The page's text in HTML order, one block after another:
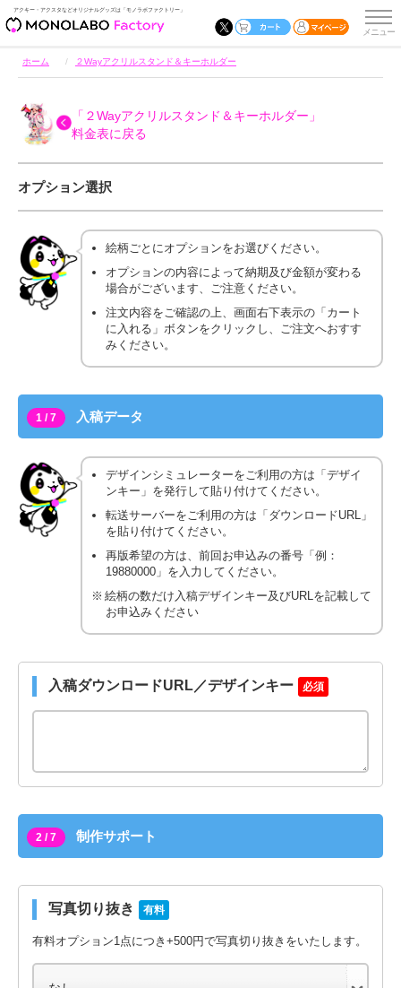
アクキー・アクスタなどオリジナルグッズは「モノラボファクトリー」
ホーム ２Wayアクリルスタンド＆キーホルダー
「２Wayアクリルスタンド＆キーホルダー」
料金表に戻る
オプション選択
絵柄ごとにオプションをお選びください。
オプションの内容によって納期及び金額が変わる
場合がございます、ご注意ください。
注文内容をご確認の上、画面右下表示の「カート
に入れる」ボタンをクリックし、ご注文へおすす
みください。
1 / 7 入稿データ
デザインシミュレーターをご利用の方は「デザイ
ンキー」を発行して貼り付けてください。
転送サーバーをご利用の方は「ダウンロードURL」
を貼り付けてください。
再版希望の方は、前回お申込みの番号「例：
19880000」を入力してください。
絵柄の数だけ入稿デザインキー及びURLを記載して
お申込みください
入稿ダウンロードURL／デザインキー 必須
2 / 7 制作サポート
写真切り抜き 有料
有料オプション1点につき+500円で写真切り抜きをいたします。